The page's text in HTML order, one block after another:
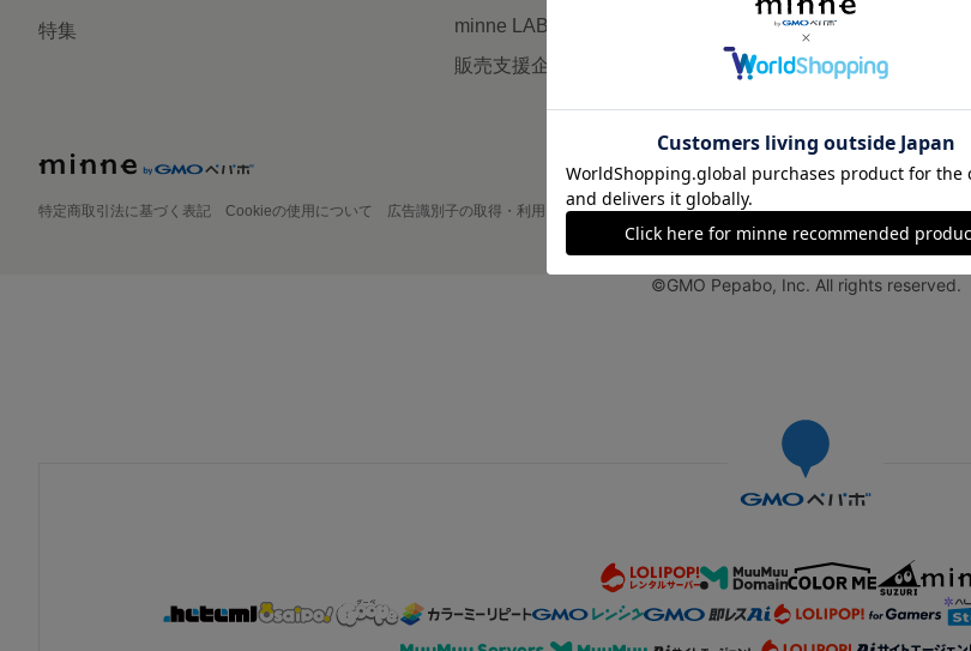
特集
minne LAB
販売支援企画・イベント
特定商取引法に基づく表記 Cookieの使用について 広告識別子の取得・利用 プライバシーポリシー 会社概要 採用情報 メディアキット
©GMO Pepabo, Inc. All rights reserved.